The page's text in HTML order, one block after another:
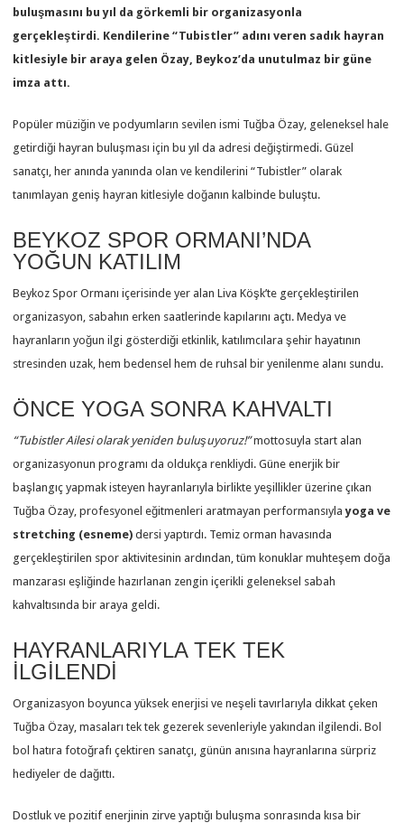
buluşmasını bu yıl da görkemli bir organizasyonla
gerçekleştirdi. Kendilerine “Tubistler” adını veren sadık hayran
kitlesiyle bir araya gelen Özay, Beykoz’da unutulmaz bir güne
imza attı.
Popüler müziğin ve podyumların sevilen ismi Tuğba Özay, geleneksel hale
getirdiği hayran buluşması için bu yıl da adresi değiştirmedi. Güzel
sanatçı, her anında yanında olan ve kendilerini “Tubistler” olarak
tanımlayan geniş hayran kitlesiyle doğanın kalbinde buluştu.
BEYKOZ SPOR ORMANI’NDA
YOĞUN KATILIM
Beykoz Spor Ormanı içerisinde yer alan Liva Köşk’te gerçekleştirilen
organizasyon, sabahın erken saatlerinde kapılarını açtı. Medya ve
hayranların yoğun ilgi gösterdiği etkinlik, katılımcılara şehir hayatının
stresinden uzak, hem bedensel hem de ruhsal bir yenilenme alanı sundu.
ÖNCE YOGA SONRA KAHVALTI
“Tubistler Ailesi olarak yeniden buluşuyoruz!”mottosuyla start alan
organizasyonun programı da oldukça renkliydi. Güne enerjik bir
başlangıç yapmak isteyen hayranlarıyla birlikte yeşillikler üzerine çıkan
Tuğba Özay, profesyonel eğitmenleri aratmayan performansıylayoga ve
stretching (esneme) dersi yaptırdı. Temiz orman havasında
gerçekleştirilen spor aktivitesinin ardından, tüm konuklar muhteşem doğa
manzarası eşliğinde hazırlanan zengin içerikli geleneksel sabah
kahvaltısında bir araya geldi.
HAYRANLARIYLA TEK TEK
İLGİLENDİ
Organizasyon boyunca yüksek enerjisi ve neşeli tavırlarıyla dikkat çeken
Tuğba Özay, masaları tek tek gezerek sevenleriyle yakından ilgilendi. Bol
bol hatıra fotoğrafı çektiren sanatçı, günün anısına hayranlarına sürpriz
hediyeler de dağıttı.
Dostluk ve pozitif enerjinin zirve yaptığı buluşma sonrasında kısa bir